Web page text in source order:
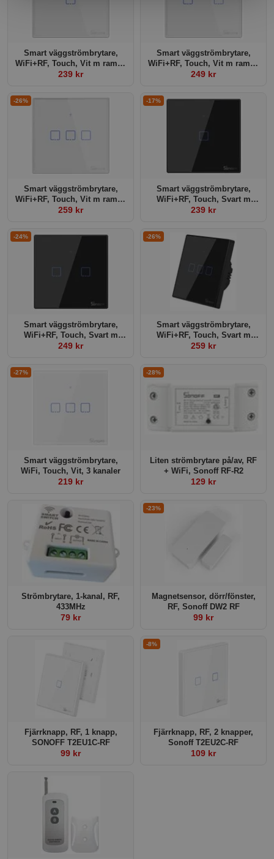
Smart väggströmbrytare,
WiFi+RF, Touch, Vit m ram, 1
kanal
239 kr
Smart väggströmbrytare,
WiFi+RF, Touch, Vit m ram, 2
kanaler
249 kr
-26%
Smart väggströmbrytare,
WiFi+RF, Touch, Vit m ram, 3
kanaler
259 kr
-17%
Smart väggströmbrytare,
WiFi+RF, Touch, Svart m
ram, 1 kanal
239 kr
-24%
Smart väggströmbrytare,
WiFi+RF, Touch, Svart m
ram, 2 kanaler
249 kr
-26%
Smart väggströmbrytare,
WiFi+RF, Touch, Svart m
ram, 3 kanaler
259 kr
-27%
Smart väggströmbrytare,
WiFi, Touch, Vit, 3 kanaler
219 kr
-28%
Liten strömbrytare på/av, RF
+ WiFi, Sonoff RF-R2
129 kr
Strömbrytare, 1-kanal, RF,
433MHz
79 kr
-23%
Magnetsensor, dörr/fönster,
RF, Sonoff DW2 RF
99 kr
Fjärrknapp, RF, 1 knapp,
SONOFF T2EU1C-RF
99 kr
-8%
Fjärrknapp, RF, 2 knapper,
Sonoff T2EU2C-RF
109 kr